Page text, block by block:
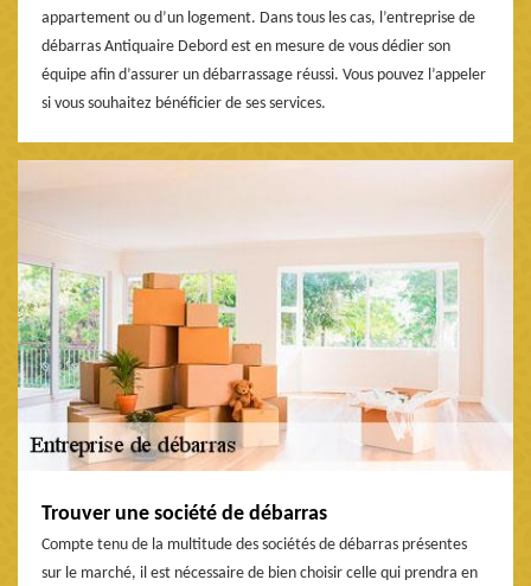
appartement ou d’un logement. Dans tous les cas, l’entreprise de
débarras Antiquaire Debord est en mesure de vous dédier son
équipe afin d’assurer un débarrassage réussi. Vous pouvez l’appeler
si vous souhaitez bénéficier de ses services.
Trouver une société de débarras
Compte tenu de la multitude des sociétés de débarras présentes
sur le marché, il est nécessaire de bien choisir celle qui prendra en